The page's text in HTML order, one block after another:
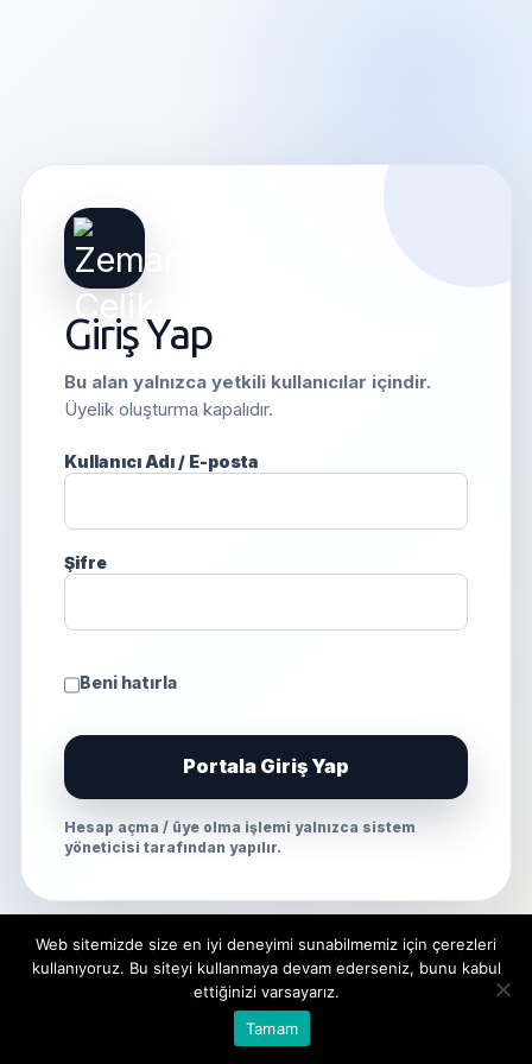
Giriş Yap
Bu alan yalnızca yetkili kullanıcılar içindir.
Üyelik oluşturma kapalıdır.
Kullanıcı Adı / E-posta
Şifre
Beni hatırla
Portala Giriş Yap
Hesap açma / üye olma işlemi yalnızca sistem
yöneticisi tarafından yapılır.
Web sitemizde size en iyi deneyimi sunabilmemiz için çerezleri
kullanıyoruz. Bu siteyi kullanmaya devam ederseniz, bunu kabul
ettiğinizi varsayarız.
Tamam